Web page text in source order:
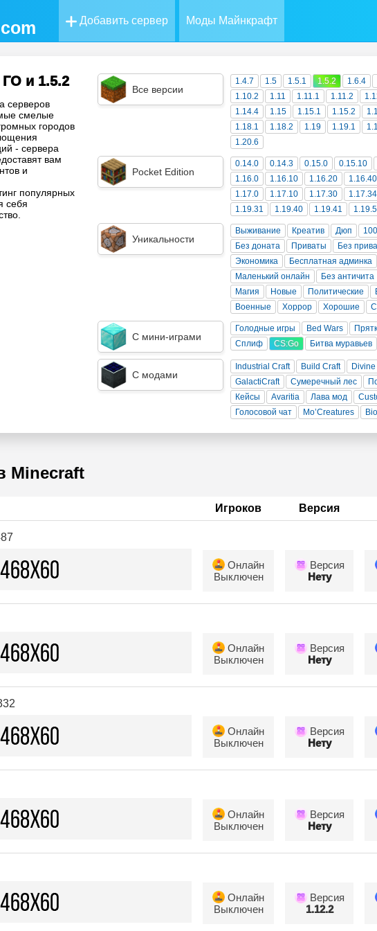
Добавить сервер Моды Майнкрафт
и 1.5.2
серверов
смелые
городов
- сервера
вам
и
популярных
себя
Все версии
1.4.7 1.5 1.5.1 1.5.2 1.6.4
1.10.2
1.11 1.11.1 1.11.2
1.14.4
1.15 1.15.1 1.15.2
1.18.1
1.18.2 1.19 1.19.1
1.20.6
Pocket Edition
0.14.0 0.14.3 0.15.0 0.15.10
1.16.0
1.16.10 1.16.20 1.16.40
1.17.0
1.17.10 1.17.30 1.17.34
1.19.31
1.19.40 1.19.41
Уникальности
Выживание Креатив Дюп
Без доната
Приваты Без
Экономика
Бесплатная админка
Маленький онлайн
Без античита
Магия
Новые Политические
Военные
Хоррор Хорошие С
С мини-играми
Голодные игры Bed Wars
Сплиф
CS:Go Битва муравьев
С модами
Industrial Craft Build Craft
GalactiCraft
Сумеречный лес
Кейсы
Avaritia Лава мод
Голосовой чат
Mo’Creatures
Minecraft
Игроков Версия
Онлайн
Выключен
Версия
Нету
Онлайн
Выключен
Версия
Нету
Онлайн
Выключен
Версия
Нету
Онлайн
Выключен
Версия
Нету
Онлайн
Выключен
Версия
1.12.2